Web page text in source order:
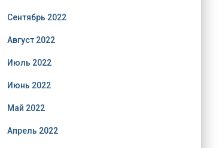
Сентябрь 2022
Август 2022
Июль 2022
Июнь 2022
Май 2022
Апрель 2022